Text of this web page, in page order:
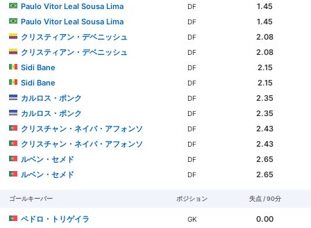
Paulo Vitor Leal Sousa Lima
DF
1.45
Paulo Vitor Leal Sousa Lima
DF
1.45
クリスティアン・デベニッシュ
DF
2.08
クリスティアン・デベニッシュ
DF
2.08
Sidi Bane
DF
2.15
Sidi Bane
DF
2.15
カルロス・ポンク
DF
2.35
カルロス・ポンク
DF
2.35
クリスチャン・ネイバ・アフォンソ
DF
2.43
クリスチャン・ネイバ・アフォンソ
DF
2.43
ルベン・セメド
DF
2.65
ルベン・セメド
DF 2.65
ゴールキーパー ポジション 失点 / 90分
ペドロ・トリゲイラ GK
0.00